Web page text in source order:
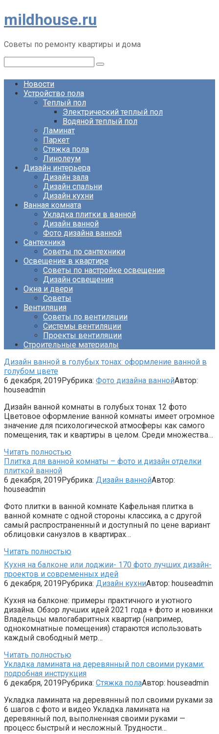
Перейти
кmildhouse.ru
Советы по ремонту квартиры и дома
Новости
Устройство пола
Теплый пол
Электрический теплый пол
Водяной теплый пол
Ламинат
Паркет
Стяжка пола
Линолеум
Дизайн интерьера
Дизайн зала
Дизайн спальни
Дизайн кухни
Ванная комната
Укладка плитки в ванной
Дизайн ванной
Фото дизайна ванной
Сантехника
Советы по сантехники
Освещение в квартире
Советы по настройке освещения
Дизайн освещения
Окна и двери
Советы
Вентиляция
Советы по вентиляции
Системы вентиляции
Проекты вентиляции
Строительные материалы
Дизайн ванной в голубых тонах: оформление ванной в
голубом цвете
6 декабря, 2019Рубрика: Фото дизайна ваннойАвтор:
houseadmin
Дизайн ванной комнаты в голубых тонах 12 фото
Цветовое оформление ванной комнаты имеет огромное
значение для психологической атмосферы как самого
помещения, так и квартиры в целом. Среди множества…
Читать полностью
Плитка для ванной комнаты – фото и дизайн отделки
плиткой ванной
6 декабря, 2019Рубрика: Дизайн ваннойАвтор:
houseadmin
Фото плитки в ванной комнате Кафельная плитка в
ванной комнате с одной стороны классика, а с другой
самый распространенный и доступный по цене вариант
облицовки санузлов в квартирах…
Читать полностью
Кухня на балконе или лоджии- 170 фото лучших дизайн-
проектов и современных идей
6 декабря, 2019Рубрика: Дизайн кухниАвтор: houseadmin
Кухня на балконе: примеры практичного и уютного
дизайна. Обзор лучших идей 2021 года + фото и новинки
Владельцы малогабаритных квартир (например,
однокомнатные помещения) стараются использовать
каждый свободный метр…
Читать полностью
Укладка ламината на деревянный пол своими руками:
подробная инструкция
6 декабря, 2019Рубрика: Стяжка полаАвтор: houseadmin
Укладка ламината на деревянный пол своими руками за
6 шагов с фото и видео Укладка ламината на
деревянный пол, выполненная своими руками —
процесс быстрый и несложный. Трудности…